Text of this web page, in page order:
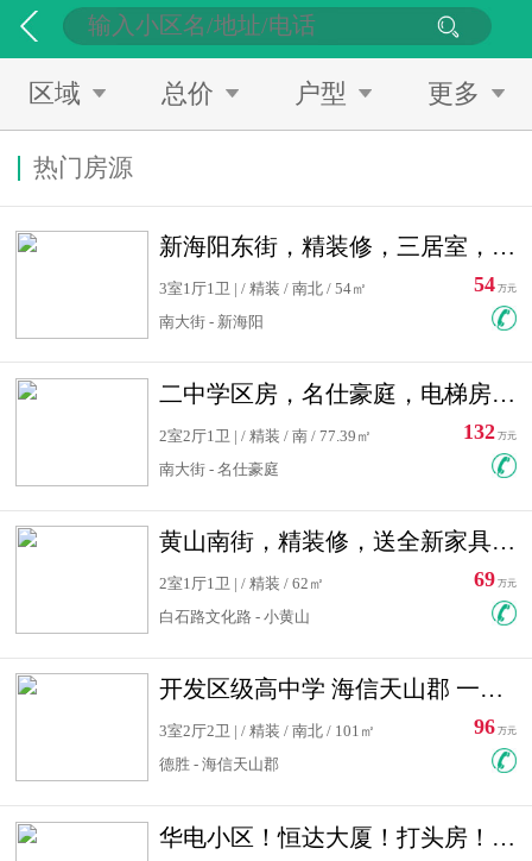
区域 总价 户型 更多
热门房源
新海阳东街，精装修，三居室，南北通透，拎包入住，单价低
3室1厅1卫 | / 精装 / 南北 / 54㎡
南大街 - 新海阳
54 万元
二中学区房，名仕豪庭，电梯房，双南卧室，单价低，急售
2室2厅1卫 | / 精装 / 南 / 77.39㎡
南大街 - 名仕豪庭
132 万元
黄山南街，精装修，送全新家具，看房有钥匙，实用面积大
2室1厅1卫 | / 精装 / 62㎡
白石路文化路 - 小黄山
69 万元
开发区级高中学 海信天山郡 一手合同没有税！ 送车位
3室2厅2卫 | / 精装 / 南北 / 101㎡
德胜 - 海信天山郡
96 万元
华电小区！恒达大厦！打头房！精装修！可低首付！随时看房！